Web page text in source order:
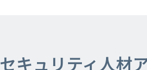
セキュリティ人材